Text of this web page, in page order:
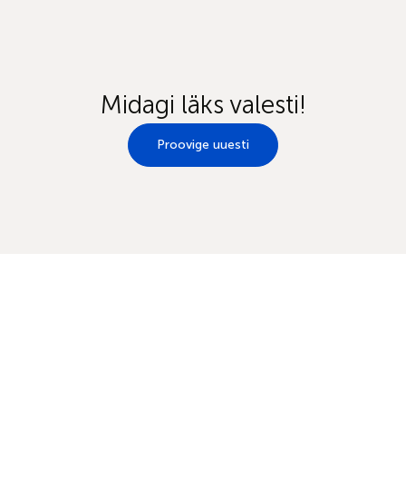
Midagi läks valesti!
Proovige uuesti